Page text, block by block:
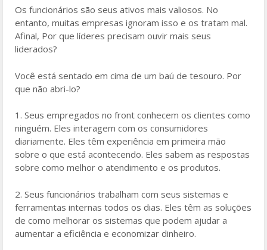
k
Os funcionários são seus ativos mais valiosos. No
entanto, muitas empresas ignoram isso e os tratam mal.
Afinal, Por que líderes precisam ouvir mais seus
liderados?
Você está sentado em cima de um baú de tesouro. Por
que não abri-lo?
1. Seus empregados no front conhecem os clientes como
ninguém. Eles interagem com os consumidores
diariamente. Eles têm experiência em primeira mão
sobre o que está acontecendo. Eles sabem as respostas
sobre como melhor o atendimento e os produtos.
2. Seus funcionários trabalham com seus sistemas e
ferramentas internas todos os dias. Eles têm as soluções
de como melhorar os sistemas que podem ajudar a
aumentar a eficiência e economizar dinheiro.